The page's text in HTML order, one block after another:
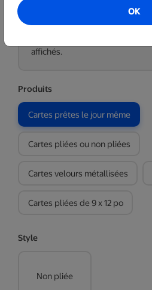
Sélectionner le produit
affichés.
Produits
Cartes prêtes le jour même
Cartes pliées ou non pliées
Cartes velours métallisées
Cartes pliées de 9 x 12 po
Style
Non pliée
OK